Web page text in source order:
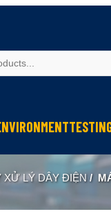
Weather Testing
Climate &
Sound & Vibration
IEC
Fire
XỬ LÝ DÂY ĐIỆN /